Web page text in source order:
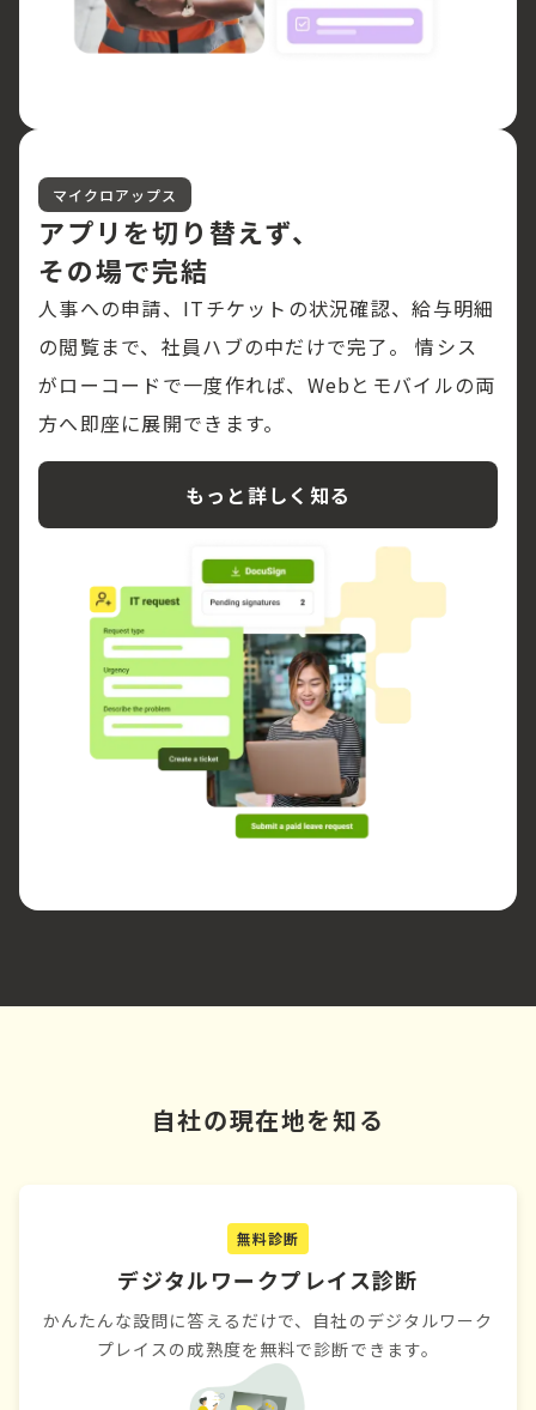
マイクロアップス
アプリを切り替えず、
その場で完結
人事への申請、ITチケットの状況確認、給与明細
の閲覧まで、社員ハブの中だけで完了。 情シス
がローコードで一度作れば、Webとモバイルの両
方へ即座に展開できます。
もっと詳しく知る
自社の現在地を知る
無料診断
デジタルワークプレイス診断
かんたんな設問に答えるだけで、自社のデジタルワーク
プレイスの成熟度を無料で診断できます。